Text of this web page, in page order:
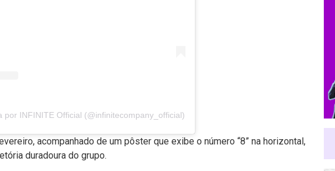
por INFINITE Official (@infinitecompany_official)
acompanhado de um pôster que exibe o número “8” na horizontal,
duradoura do grupo.